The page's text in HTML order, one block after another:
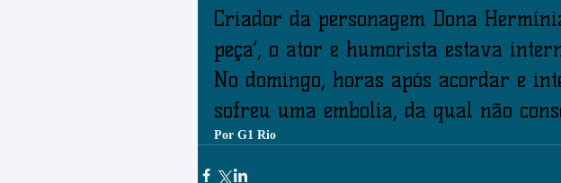
Criador da personagem Dona
peça’, o ator e humorista estava
No domingo, horas após acordar e
sofreu uma embolia, da qual não
Por G1 Rio